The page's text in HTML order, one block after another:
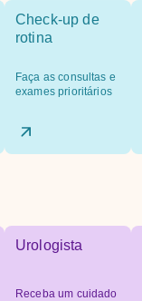
Check-up de
rotina
Faça as consultas e
exames prioritários
Urologista
Receba um cuidado